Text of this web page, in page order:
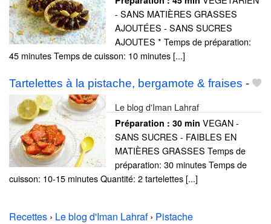
- SANS MATIÈRES GRASSES
AJOUTÉES - SANS SUCRES
AJOUTES * Temps de préparation:
45 minutes Temps de cuisson: 10 minutes [...]
Tartelettes à la pistache, bergamote & fraises -
Le blog d'Iman Lahraf
Préparation : 30 min VEGAN -
SANS SUCRES - FAIBLES EN
MATIÈRES GRASSES Temps de
préparation: 30 minutes Temps de
cuisson: 10-15 minutes Quantité: 2 tartelettes [...]
Recettes › Le blog d'Iman Lahraf› Pistache